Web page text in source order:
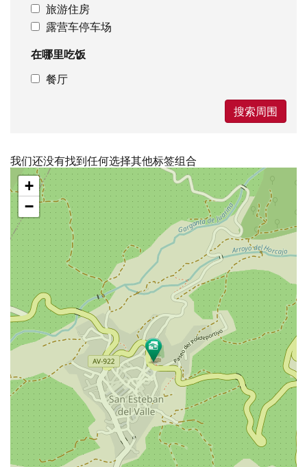
旅游住房
露营车停车场
在哪里吃饭
餐厅
搜索周围
我们还没有找到任何选择其他标签组合
跳
过
地
图
+
−